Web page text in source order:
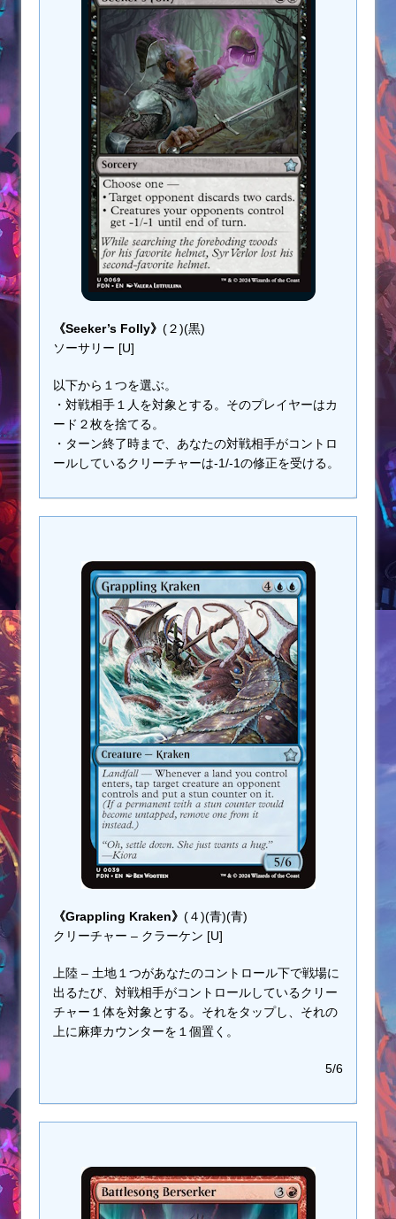
《Seeker’s Folly》 (２)(黒)
ソーサリー [U]
以下から１つを選ぶ。
・対戦相手１人を対象とする。そのプレイヤーはカ
ード２枚を捨てる。
・ターン終了時まで、あなたの対戦相手がコントロ
ールしているクリーチャーは-1/-1の修正を受ける。
《Grappling Kraken》 (４)(青)(青)
クリーチャー – クラーケン [U]
上陸 – 土地１つがあなたのコントロール下で戦場に
出るたび、対戦相手がコントロールしているクリー
チャー１体を対象とする。それをタップし、それの
上に麻痺カウンターを１個置く。
5/6